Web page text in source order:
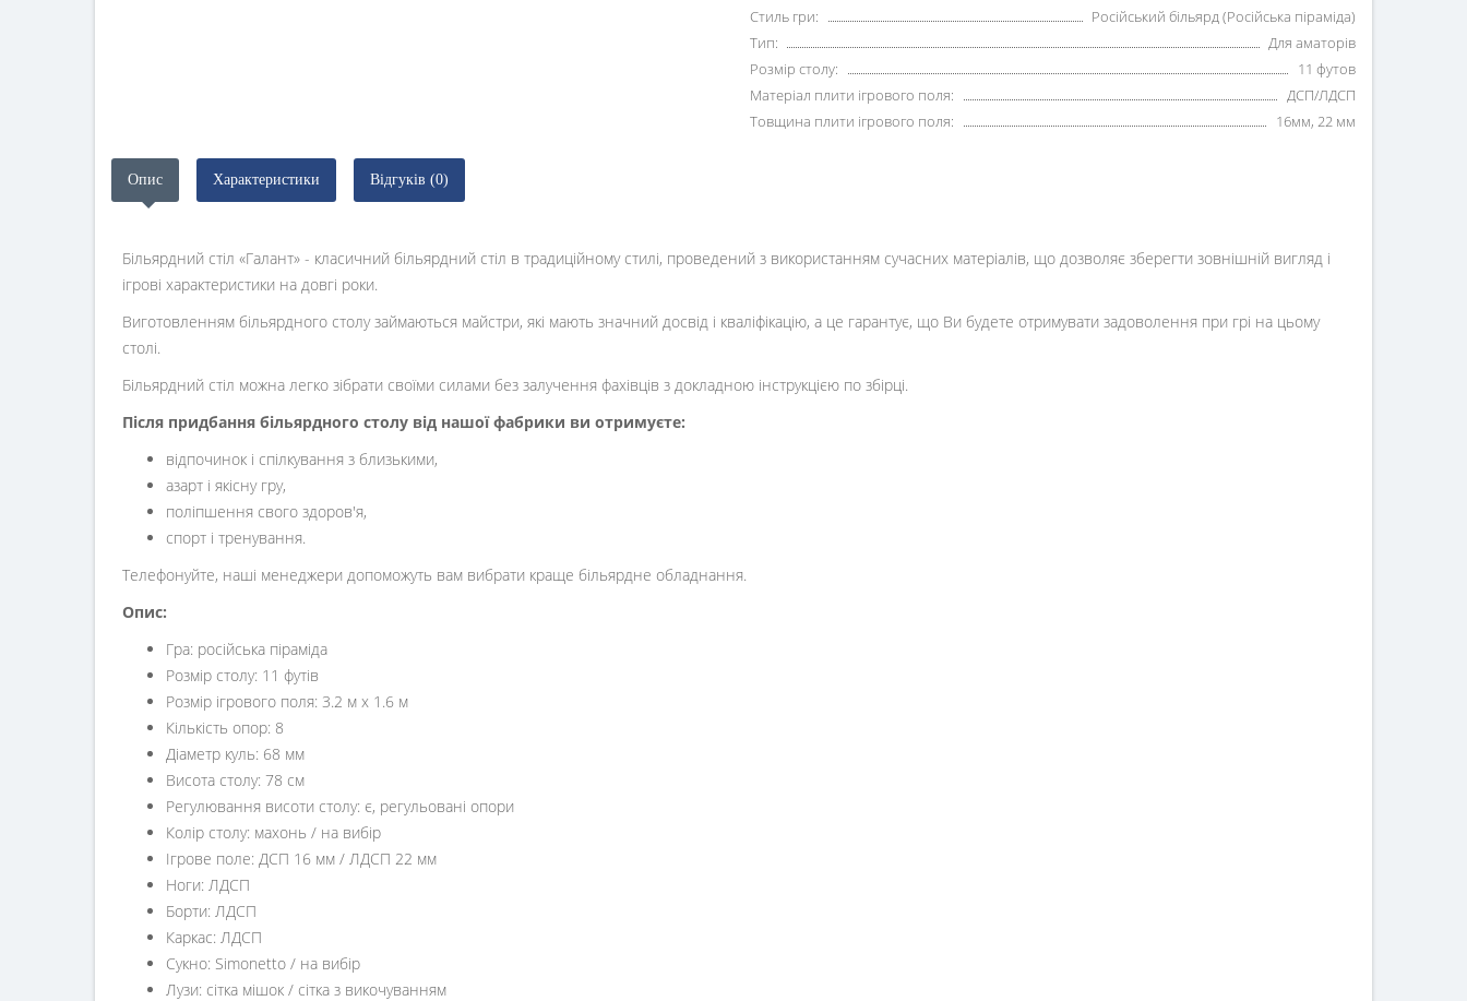
Стиль гри:
Російський більярд (Російська піраміда)
Тип:
Для аматорів
Розмір столу:
11 футов
Матеріал плити ігрового поля:
ДСП/ЛДСП
Товщина плити ігрового поля:
16мм, 22 мм
Опис Характеристики Відгуків (0)
Більярдний стіл «Галант» - класичний більярдний стіл в традиційному стилі, проведений з використанням сучасних матеріалів, що дозволяє зберегти зовнішній вигляд і
ігрові характеристики на довгі роки.
Виготовленням більярдного столу займаються майстри, які мають значний досвід і кваліфікацію, а це гарантує, що Ви будете отримувати задоволення при грі на цьому
столі.
Більярдний стіл можна легко зібрати своїми силами без залучення фахівців з докладною інструкцією по збірці.
Після придбання більярдного столу від нашої фабрики ви отримуєте:
відпочинок і спілкування з близькими,
азарт і якісну гру,
поліпшення свого здоров'я,
спорт і тренування.
Телефонуйте, наші менеджери допоможуть вам вибрати краще більярдне обладнання.
Опис:
Гра: російська піраміда
Розмір столу: 11 футів
Розмір ігрового поля: 3.2 м х 1.6 м
Кількість опор: 8
Діаметр куль: 68 мм
Висота столу: 78 см
Регулювання висоти столу: є, регульовані опори
Колір столу: махонь / на вибір
Ігрове поле: ДСП 16 мм / ЛДСП 22 мм
Ноги: ЛДСП
Борти: ЛДСП
Каркас: ЛДСП
Сукно: Simonetto / на вибір
Лузи: сітка мішок / сітка з викочуванням